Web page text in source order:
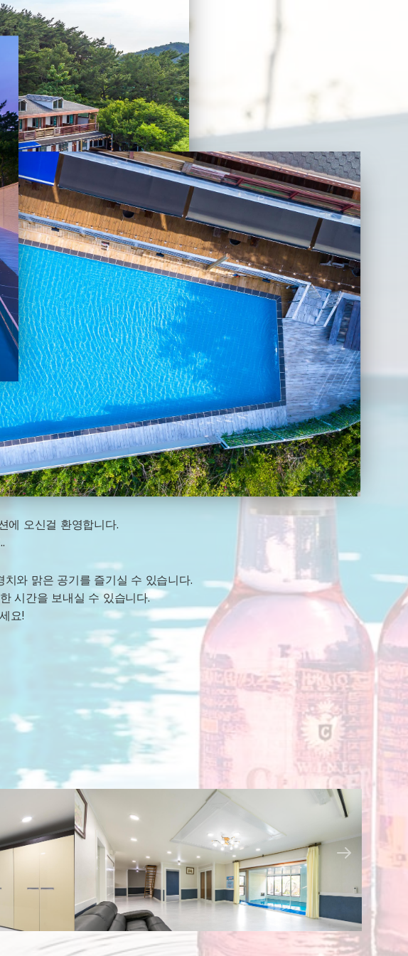
에 오신걸 환영합니다.
와 맑은 공기를 즐기실 수 있습니다.
시간을 보내실 수 있습니다.
요!